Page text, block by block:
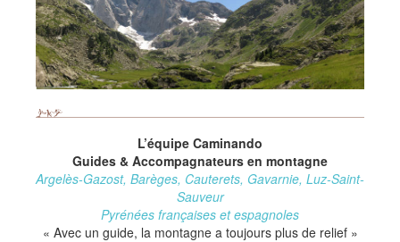
L’équipe Caminando
Guides & Accompagnateurs en montagne
Argelès-Gazost, Barèges, Cauterets, Gavarnie, Luz-Saint-
Sauveur
Pyrénées françaises et espagnoles
« Avec un guide, la montagne a toujours plus de relief »